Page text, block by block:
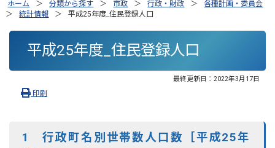
ホーム 分類から探す 市政 行政・財政
各種計画・委員会
統計情報
平成25年度_住民登録人口
平成25年度_住民登録人口
最終更新日： 2022年3月17日
印刷
1 行政町名別世帯数人口数［平成25年